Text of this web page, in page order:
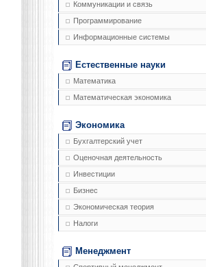
Коммуникации и связь
Программирование
Информационные системы
Естественные науки
Математика
Математическая экономика
Экономика
Бухгалтерский учет
Оценочная деятельность
Инвестиции
Бизнес
Экономическая теория
Налоги
Менеджмент